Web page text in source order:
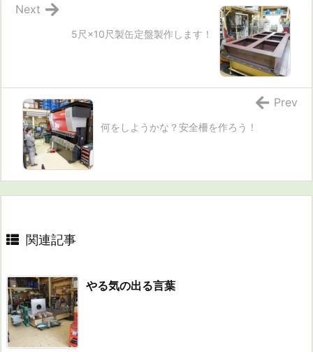
5尺×10尺製缶定盤製作します！
Next
何をしようかな？安全柵を作ろう！
Prev
関連記事
やる気の出る言葉